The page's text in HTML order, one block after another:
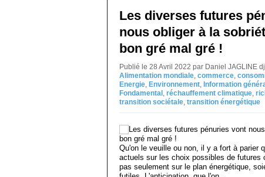
Les diverses futures
nous obliger à la
bon gré mal gré !
Publié le 28 Avril 2022 par Daniel JAGLINE
Alimentation mondiale, commerce,
Energie, Environnement, Information
Fondamental , réchauffement climatique,
transition sociétale, transition énergétique
Qu'on le veuille ou non, il y a fort à parier
actuels sur les choix possibles de futures
pas seulement sur le plan énergétique,